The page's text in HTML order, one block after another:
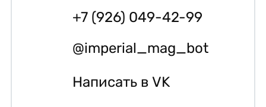
+7 (926) 049-42-99
@imperial_mag_bot
Написать в VK